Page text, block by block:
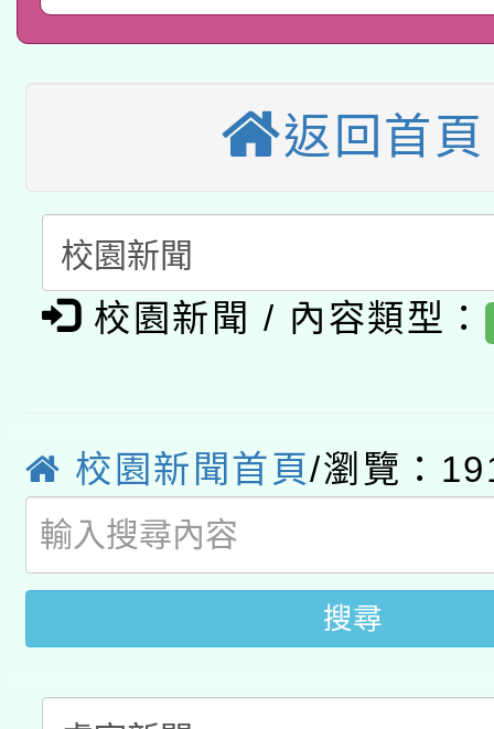
關事宜
適應運動共學行動站研
本館辦理115年度閱讀
暨閱讀推動專業研習
科技賦能─人工智慧
礎課程
A3數位素養講師名單
「數位內容與教學軟體
pilot」
有關大陸委員會函釋公
用水績優單位及節水達
動」
桃園市孔廟祈福系列
開 智慧啟航」
2026年桃園地景藝術
「2026桃園藝術巡演
關事宜
返回首頁
校園新聞 / 內容類型：
校園新聞首頁/瀏覽：
搜尋